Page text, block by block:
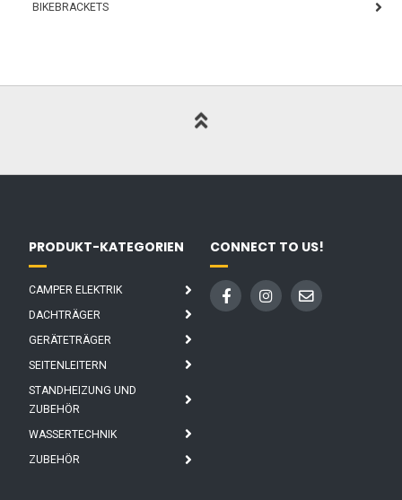
BIKEBRACKETS
PRODUKT-KATEGORIEN
CAMPER ELEKTRIK
DACHTRÄGER
GERÄTETRÄGER
SEITENLEITERN
STANDHEIZUNG UND
ZUBEHÖR
WASSERTECHNIK
ZUBEHÖR
CONNECT TO US!